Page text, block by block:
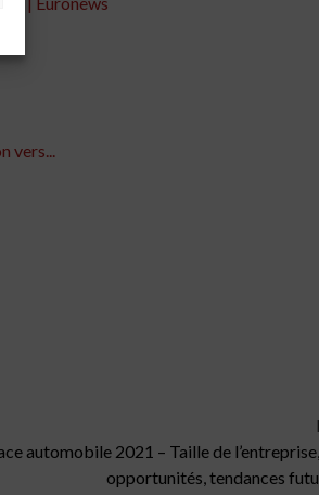
automobile 2021 – Taille de
opportunités, tendances